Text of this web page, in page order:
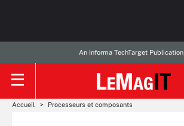
An Informa TechTarget Publication
Accueil Processeurs et composants